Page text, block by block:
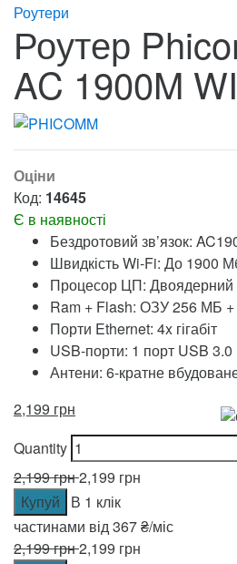
Роутери
Роутер
AC 1900M
Оціни
Код: 14645
Є в наявності
Бездротовий зв’язок:
Швидкість Wi-Fi: До 1900
Процесор ЦП: Двоядерний
Ram + Flash: ОЗУ 256 МБ
Порти Ethernet: 4x гігабіт
USB-порти: 1 порт USB 3.0
Антени: 6-кратне
2,199 грн
Quantity
2,199грн2,199 грн
Купуй
В 1 клік
частинами від367 ₴/міс
2,199грн2,199 грн